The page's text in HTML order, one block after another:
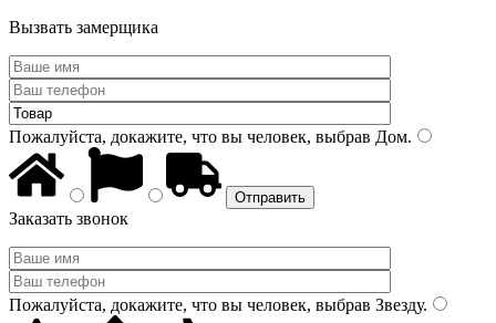
Вызвать замерщика
Пожалуйста, докажите, что вы человек, выбрав Дом.
Заказать звонок
Пожалуйста, докажите, что вы человек, выбрав Звезду.